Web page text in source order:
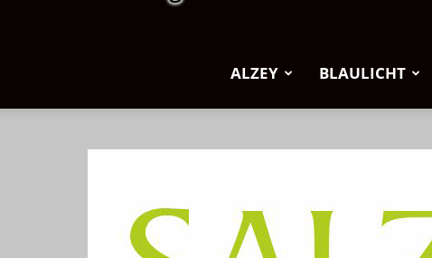
ALZEY BLAULICHT